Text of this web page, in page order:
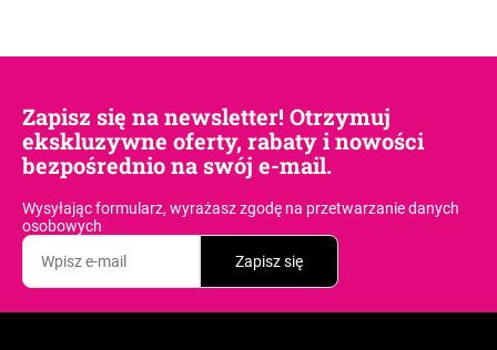
Zapisz się na newsletter! Otrzymuj
ekskluzywne oferty, rabaty i nowości
bezpośrednio na swój e-mail.
Wysyłając formularz, wyrażasz zgodę na przetwarzanie danych
osobowych
Zapisz się